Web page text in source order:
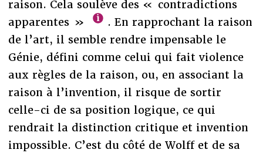
raison. Cela soulève des « contradictions
apparentes »
. En rapprochant la raison
de l’art, il semble rendre impensable le
Génie, défini comme celui qui fait violence
aux règles de la raison, ou, en associant la
raison à l’invention, il risque de sortir
celle-ci de sa position logique, ce qui
rendrait la distinction critique et invention
impossible. C’est du côté de Wolff et de sa